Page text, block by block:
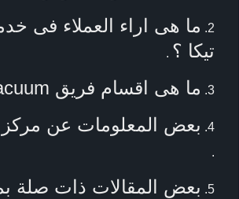
ما هى اراء العملاء فى
تيكا ؟ .
ما هى اقسام فريق vacuum تيكا ؟
بعض المعلومات عن مركز
.
بعض المقالات ذات صلة